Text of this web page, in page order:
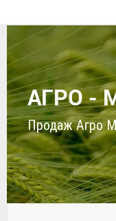
АГРО -
Продаж Агро